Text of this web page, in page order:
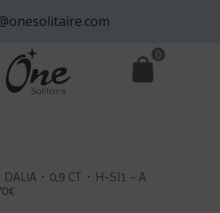
0
DALIA・0,9 CT・H-SI1 - A